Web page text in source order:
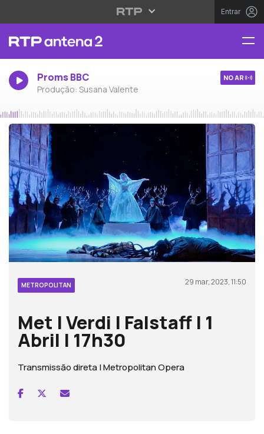
Entrar
Proms BBC
Produção: Susana Valente
NO AR
METROPOLITAN 29 mar, 2023, 11:50
Met | Verdi | Falstaff | 1
Abril | 17h30
Transmissão direta | Metropolitan Opera